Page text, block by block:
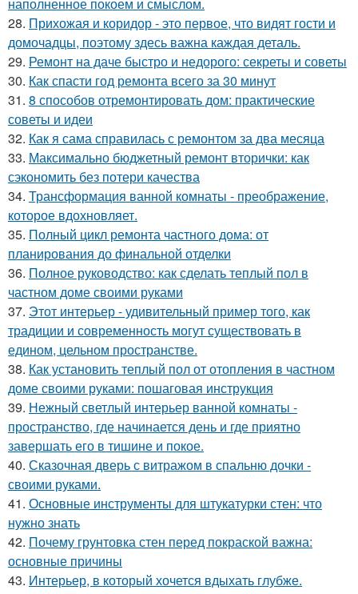
наполненное покоем и смыслом.
28. Прихожая и коридор - это первое, что видят гости и
домочадцы, поэтому здесь важна каждая деталь.
29. Ремонт на даче быстро и недорого: секреты и советы
30. Как спасти год ремонта всего за 30 минут
31. 8 способов отремонтировать дом: практические
советы и идеи
32. Как я сама справилась с ремонтом за два месяца
33. Максимально бюджетный ремонт вторички: как
сэкономить без потери качества
34. Трансформация ванной комнаты - преображение,
которое вдохновляет.
35. Полный цикл ремонта частного дома: от
планирования до финальной отделки
36. Полное руководство: как сделать теплый пол в
частном доме своими руками
37. Этот интерьер - удивительный пример того, как
традиции и современность могут существовать в
едином, цельном пространстве.
38. Как установить теплый пол от отопления в частном
доме своими руками: пошаговая инструкция
39. Нежный светлый интерьер ванной комнаты -
пространство, где начинается день и где приятно
завершать его в тишине и покое.
40. Сказочная дверь с витражом в спальню дочки -
своими руками.
41. Основные инструменты для штукатурки стен: что
нужно знать
42. Почему грунтовка стен перед покраской важна:
основные причины
43. Интерьер, в который хочется вдыхать глубже.